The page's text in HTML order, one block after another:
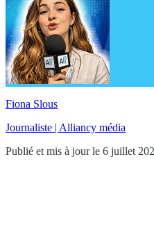
Fiona Slous
Journaliste | Alliancy média
Publié et mis à jour le 6 juillet